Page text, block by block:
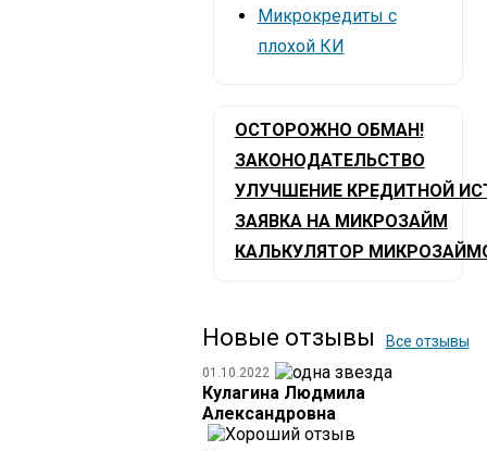
Микрокредиты с
плохой КИ
ОСТОРОЖНО ОБМАН!
ЗАКОНОДАТЕЛЬСТВО
УЛУЧШЕНИЕ КРЕДИТНОЙ
ЗАЯВКА НА МИКРОЗАЙМ
КАЛЬКУЛЯТОР
Новые отзывы Все отзывы
01.10.2022
Кулагина Людмила
Александровна